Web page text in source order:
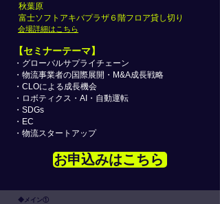
秋葉原
​ 富士ソフトアキバプラザ６階フロア貸し切り​
会場詳細はこちら
【セミナーテーマ】
・グローバルサプライチェーン
・物流事業者の国際展開・M&A成長戦略
・CLOによる成長機会
・ロボティクス・AI・自動運転
・SDGs
・EC
・物流スタートアップ
お申込みはこちら
◆メイン①